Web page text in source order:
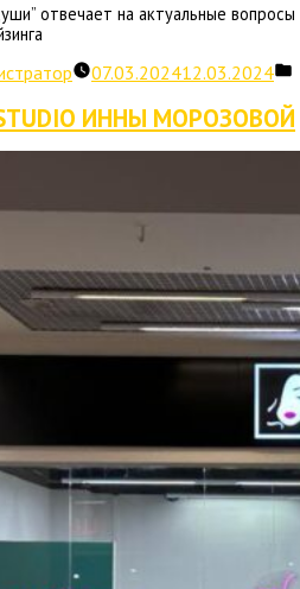
отвечает на актуальные вопросы
07.03.202412.03.2024
ИННЫ МОРОЗОВОЙ